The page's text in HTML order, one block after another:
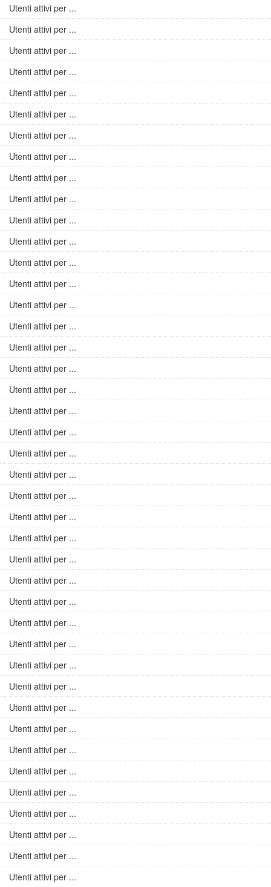
Utenti attivi per ...
Utenti attivi per ...
Utenti attivi per ...
Utenti attivi per ...
Utenti attivi per ...
Utenti attivi per ...
Utenti attivi per ...
Utenti attivi per ...
Utenti attivi per ...
Utenti attivi per ...
Utenti attivi per ...
Utenti attivi per ...
Utenti attivi per ...
Utenti attivi per ...
Utenti attivi per ...
Utenti attivi per ...
Utenti attivi per ...
Utenti attivi per ...
Utenti attivi per ...
Utenti attivi per ...
Utenti attivi per ...
Utenti attivi per ...
Utenti attivi per ...
Utenti attivi per ...
Utenti attivi per ...
Utenti attivi per ...
Utenti attivi per ...
Utenti attivi per ...
Utenti attivi per ...
Utenti attivi per ...
Utenti attivi per ...
Utenti attivi per ...
Utenti attivi per ...
Utenti attivi per ...
Utenti attivi per ...
Utenti attivi per ...
Utenti attivi per ...
Utenti attivi per ...
Utenti attivi per ...
Utenti attivi per ...
Utenti attivi per ...
Utenti attivi per ...